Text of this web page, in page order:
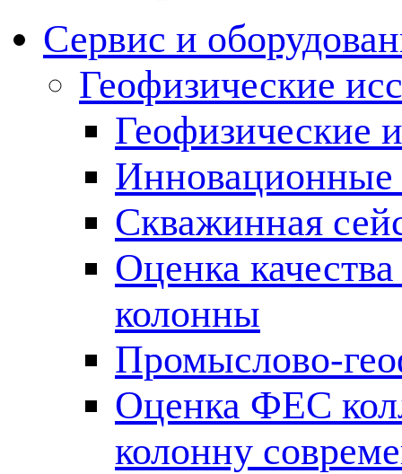
Сервис и
Геофизические
Геофизические
Инновационные
Скважинная
Оценка
колонны
Промыслово-
Оценка ФЕС
колонну